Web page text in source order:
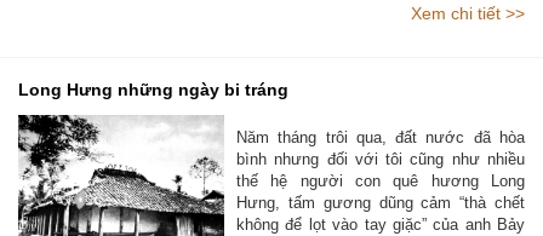
Xem chi tiết >>
Long Hưng những ngày bi tráng
Năm tháng trôi qua, đất nước đã hòa
bình nhưng đối với tôi cũng như nhiều
thế hệ người con quê hương Long
Hưng, tấm gương dũng cảm “thà chết
không để lọt vào tay giặc” của anh Bảy